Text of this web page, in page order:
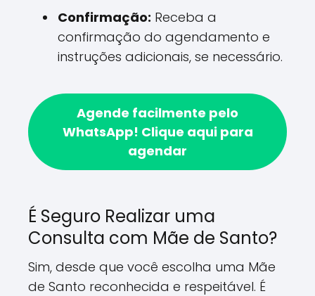
Confirmação: Receba a
confirmação do agendamento e
instruções adicionais, se necessário.
Agende facilmente pelo
WhatsApp! Clique aqui para
agendar
É Seguro Realizar uma
Consulta com Mãe de Santo?
Sim, desde que você escolha uma Mãe
de Santo reconhecida e respeitável. É